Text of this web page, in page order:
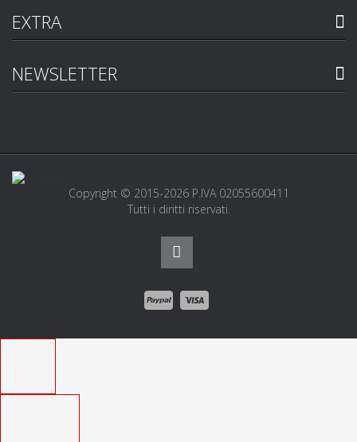
EXTRA
NEWSLETTER
Copyright © 2015-2026 P.IVA 02055600411
Tutti i diritti riservati.